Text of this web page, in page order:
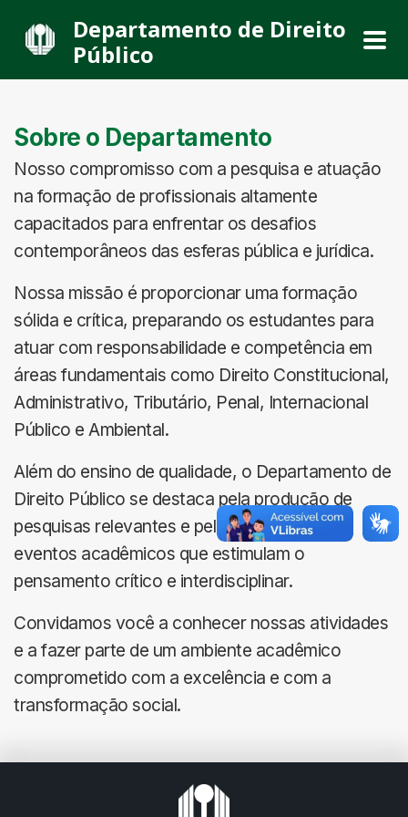
Departamento de Direito
Público
Sobre o Departamento
Nosso compromisso com a pesquisa e atuação
na formação de profissionais altamente
capacitados para enfrentar os desafios
contemporâneos das esferas pública e jurídica.
Nossa missão é proporcionar uma formação
sólida e crítica, preparando os estudantes para
atuar com responsabilidade e competência em
áreas fundamentais como Direito Constitucional,
Administrativo, Tributário, Penal, Internacional
Público e Ambiental.
Além do ensino de qualidade, o Departamento de
Direito Público se destaca pela produção de
pesquisas relevantes e pela promoção de
eventos acadêmicos que estimulam o
pensamento crítico e interdisciplinar.
Convidamos você a conhecer nossas atividades
e a fazer parte de um ambiente acadêmico
comprometido com a excelência e com a
transformação social.